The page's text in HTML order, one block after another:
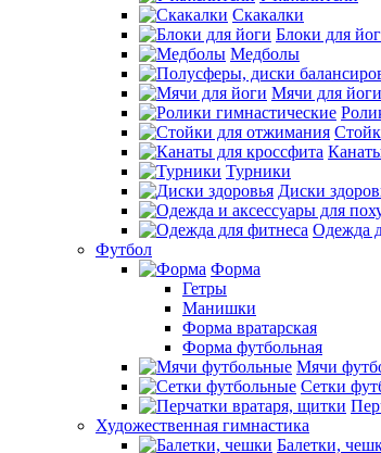
Скакалки
Блоки для
Медболы
Мячи для йоги
Турники
Диски
Одежда
Футбол
Форма
Гетры
Манишки
Форма вратарская
Форма футбольная
Мячи
Сетки
Художественная гимнастика
Балетки,